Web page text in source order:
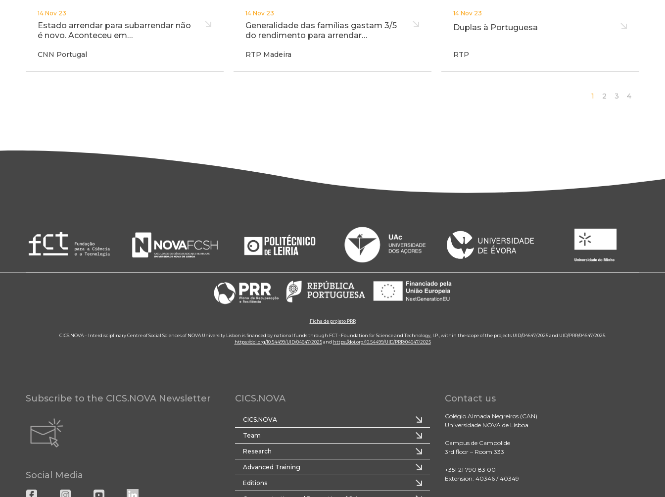
14 Nov 23
Estado arrendar para subarrendar não
é novo. Aconteceu em…
CNN Portugal
14 Nov 23
Generalidade das famílias gastam 3/5
do rendimento para arrendar…
RTP Madeira
14 Nov 23
Duplas à Portuguesa
RTP
1 2 3 4
Ficha de projeto PRR
CICS.NOVA – Interdisciplinary Centre of Social Sciences of NOVA University Lisbon is financed by national funds through FCT - Foundation for Science and Technology, I.P., within the scope of the projects UID/04647/2025 and UID/PRR/04647/2025.
https://doi.org/10.54499/UID/04647/2025and https://doi.org/10.54499/UID/PRR/04647/2025
Subscribe to the CICS.NOVA Newsletter
Social Media
CICS.NOVA
CICS.NOVA
Team
Research
Advanced Training
Editions
Contact us
Colégio Almada Negreiros (CAN)
Universidade NOVA de Lisboa
Campus de Campolide
3rd floor – Room 333
+351 21 790 83 00
Extension: 40346 / 40349